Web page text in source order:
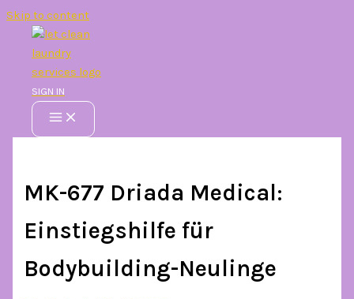
Skip to content
SIGN IN
MK-677 Driada Medical:
Einstiegshilfe für
Bodybuilding-Neulinge